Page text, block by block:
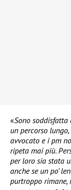
«Sono
un percorso
avvocato e i pm
ripeta mai più.
per loro sia stata
anche se un po’
purtroppo rimane,